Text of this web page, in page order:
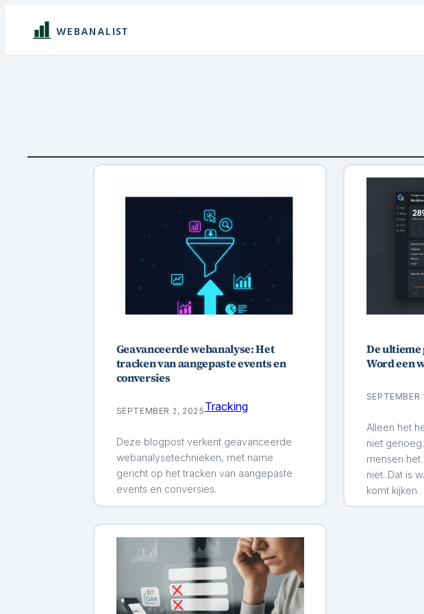
WEBANALIST
Geavanceerde webanalyse: Het
tracken van aangepaste events en
conversies
SEPTEMBER 2, 2025Tracking
Deze blogpost verkent geavanceerde
webanalysetechnieken, met name
gericht op het tracken van aangepaste
events en conversies.
De ultieme
Word een
SEPTEMBER
Alleen het
niet
mensen het
niet. Dat is
komt kijken.